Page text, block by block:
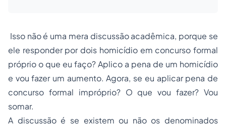
Isso não é uma mera discussão acadêmica, porque se
ele responder por dois homicídio em concurso formal
próprio o que eu faço? Aplico a pena de um homicídio
e vou fazer um aumento. Agora, se eu aplicar pena de
concurso formal impróprio? O que vou fazer? Vou
somar.
A discussão é se existem ou não os denominados